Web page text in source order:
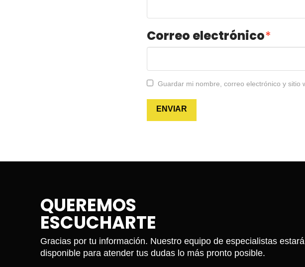
Correo electrónico*
Guardar mi nombre, correo electrónico y
QUEREMOS
ESCUCHARTE
Gracias por tu información. Nuestro equipo de especialistas estará
disponible para atender tus dudas lo más pronto posible.